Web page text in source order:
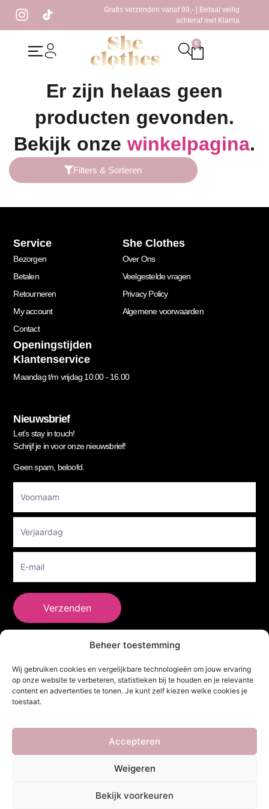
Beheer toestemming
Wij gebruiken cookies en vergelijkbare technologieën om jouw ervaring
op onze website te verbeteren, statistieken bij te houden en je relevante
content en advertenties te tonen. Je kunt zelf kiezen welke cookies je
toestaat.
Accepteren
Weigeren
Bekijk voorkeuren
Gratis verzenden vanaf 99,- | Betaal veilig
achteraf met Klarna
0
/ Producten getagged “knit zwart”
Er zijn helaas geen
producten gevonden.
Bekijk onze winkelpagina.
Filters & Sorteren
Service
Bezorgen
Betalen
Retourneren
My account
Contact
She Clothes
Over Ons
Veelgestelde vragen
Privacy Policy
Algemene voorwaarden
Openingstijden
Klantenservice
Maandag t/m vrijdag 10.00 - 16.00
Nieuwsbrief
Let’s stay in touch!
Schrijf je in voor onze nieuwsbrief!
Geen spam, beloofd.
Newsletter
Verzenden
Adres
. Alle rechten voorbehouden. Powered by
Webdesigner &YHDS